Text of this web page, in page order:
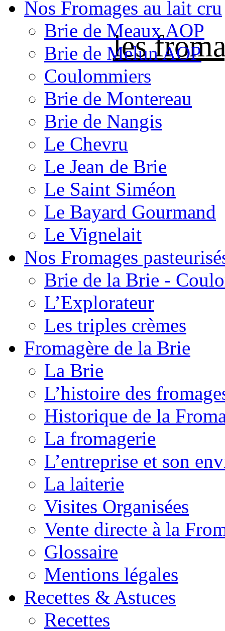
les
Nos Fromages au lait cru
Brie de Meaux AOP
Brie de Melun AOP
Coulommiers
Brie de Montereau
Brie de Nangis
Le Chevru
Le Jean de Brie
Le Saint Siméon
Le Bayard Gourmand
Le Vignelait
Nos Fromages
Brie de la Brie -
L’Explorateur
Les triples crèmes
Fromagère de la Brie
La Brie
L’histoire des
Historique de la
La fromagerie
L’entreprise et son
La laiterie
Visites Organisées
Vente directe à la
Glossaire
Mentions légales
Recettes & Astuces
Recettes